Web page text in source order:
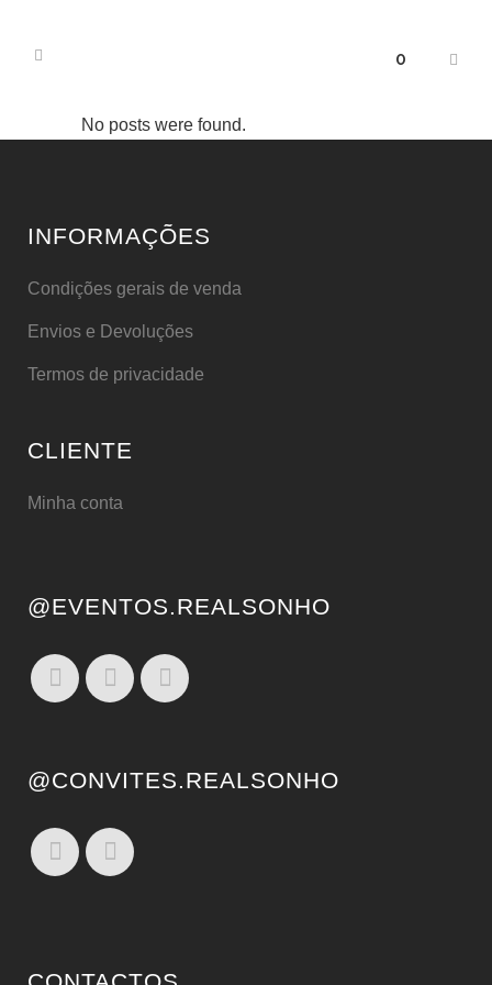
0
No posts were found.
INFORMAÇÕES
Condições gerais de venda
Envios e Devoluções
Termos de privacidade
CLIENTE
Minha conta
@EVENTOS.REALSONHO
@CONVITES.REALSONHO